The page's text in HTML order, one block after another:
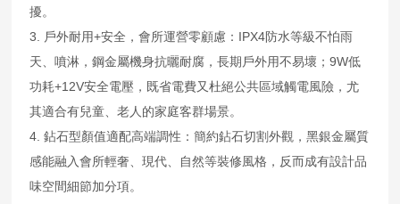
擾。
3. 戶外耐用+安全，會所運營零顧慮：IPX4防水等級不怕雨
天、噴淋，鋼金屬機身抗曬耐腐，長期戶外用不易壞；9W低
功耗+12V安全電壓，既省電費又杜絕公共區域觸電風險，尤
其適合有兒童、老人的家庭客群場景。
4. 鉆石型顏值適配高端調性：簡約鉆石切割外觀，黑銀金屬質
感能融入會所輕奢、現代、自然等裝修風格，反而成有設計品
味空間細節加分項。